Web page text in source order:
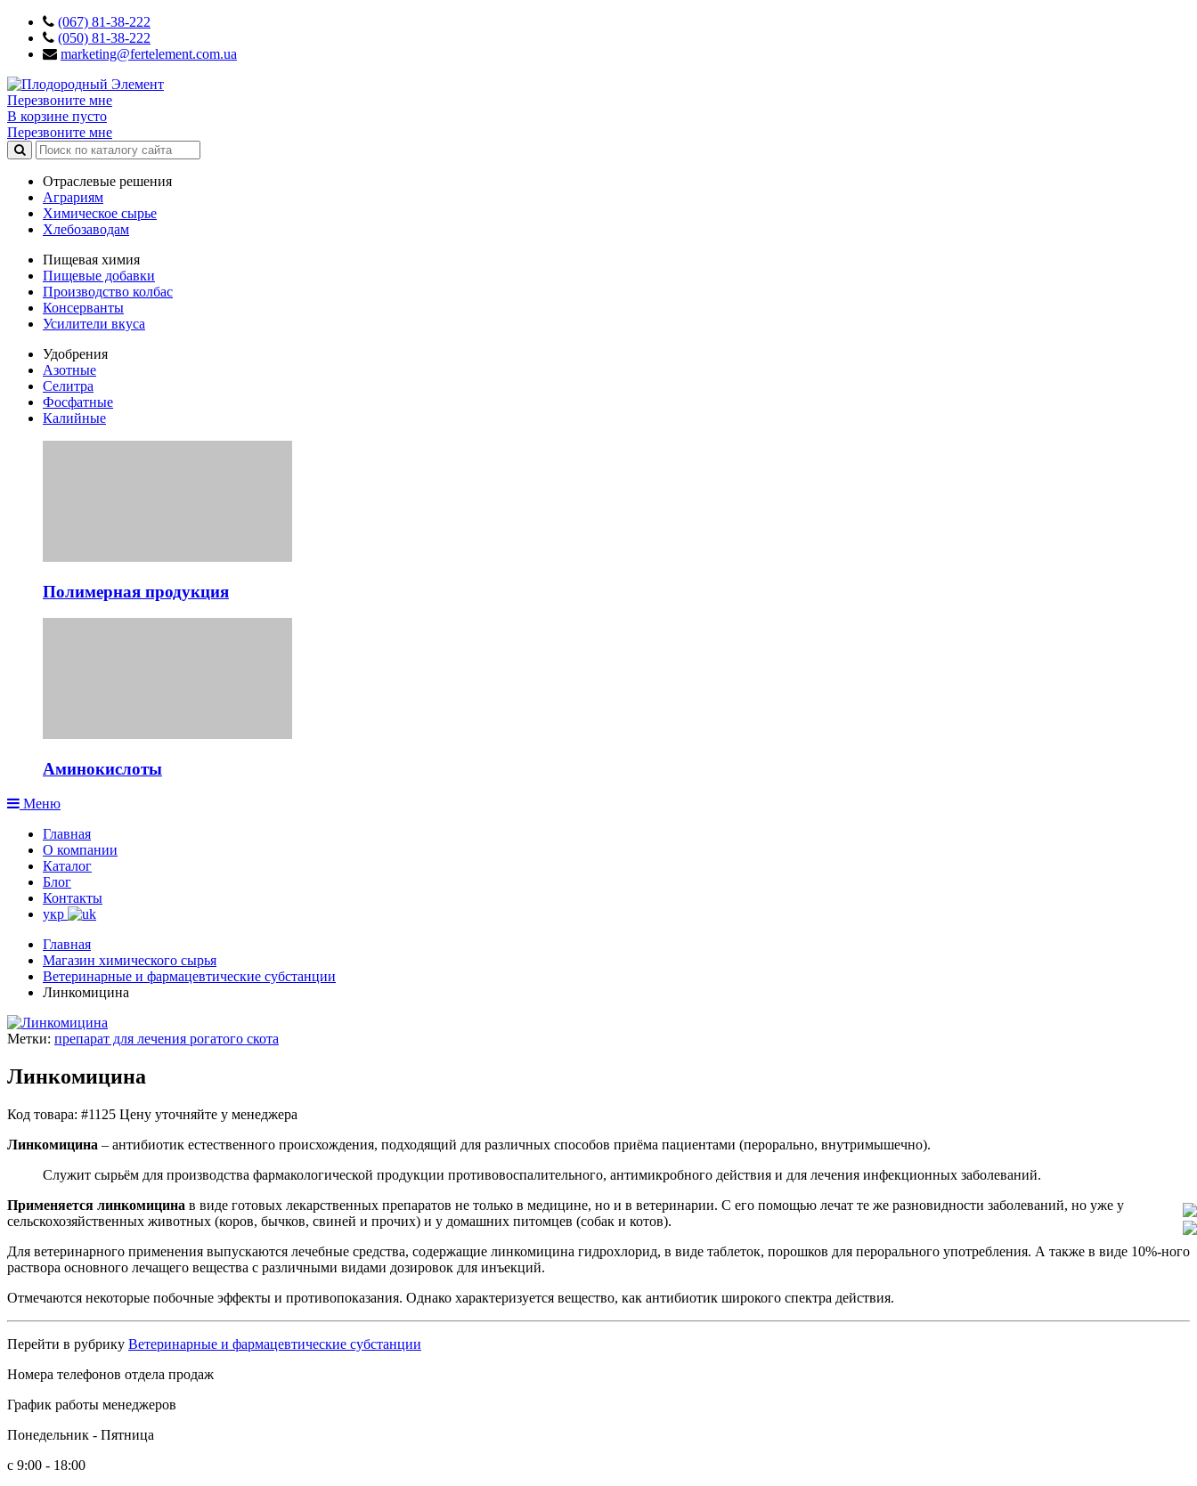
(067) 81-38-222
(050) 81-38-222
marketing@fertelement.com.ua
Перезвоните мне
В корзине пусто
Перезвоните мне
Отраслевые решения
Аграриям
Химическое сырье
Хлебозаводам
Пищевая химия
Пищевые добавки
Производство колбас
Консерванты
Усилители вкуса
Удобрения
Азотные
Селитра
Фосфатные
Калийные
Полимерная продукция
Аминокислоты
Меню
Главная
О компании
Каталог
Блог
Контакты
укр
Главная
Магазин химического сырья
Ветеринарные и фармацевтические субстанции
Линкомицина
Метки: препарат для лечения рогатого скота
Линкомицина
Код товара: #1125 Цену уточняйте у менеджера
Линкомицина – антибиотик естественного происхождения, подходящий для различных способов приёма пациентами (перорально, внутримышечно).
Служит сырьём для производства фармакологической продукции противовоспалительного, антимикробного действия и для лечения инфекционных заболеваний.
Применяется линкомицина в виде готовых лекарственных препаратов не только в медицине, но и в ветеринарии. С его помощью лечат те же разновидности заболеваний, но уже у
сельскохозяйственных животных (коров, бычков, свиней и прочих) и у домашних питомцев (собак и котов).
Для ветеринарного применения выпускаются лечебные средства, содержащие линкомицина гидрохлорид, в виде таблеток, порошков для перорального употребления. А также в виде 10%-ного
раствора основного лечащего вещества с различными видами дозировок для инъекций.
Отмечаются некоторые побочные эффекты и противопоказания. Однако характеризуется вещество, как антибиотик широкого спектра действия.
Перейти в рубрику Ветеринарные и фармацевтические субстанции
Номера телефонов отдела продаж
График работы менеджеров
Понедельник - Пятница
с 9:00 - 18:00